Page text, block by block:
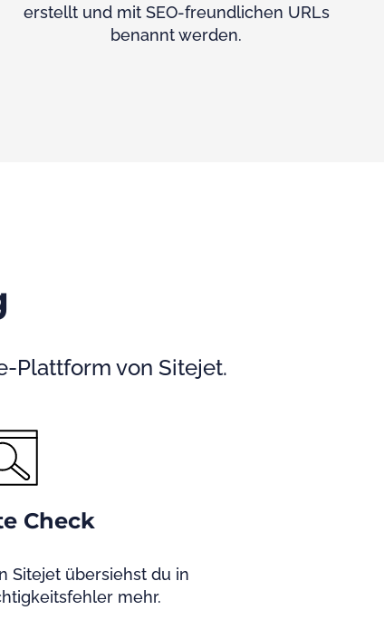
erstellt und mit SEO-freundlichen URLs
benannt werden.
Plattform von Sitejet.
Check
Sitejet übersiehst du in
mehr.